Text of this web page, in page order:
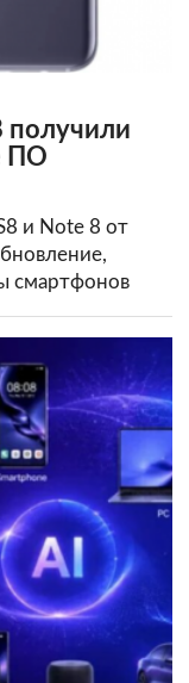
получили
ПО
и Note 8 от
смартфонов